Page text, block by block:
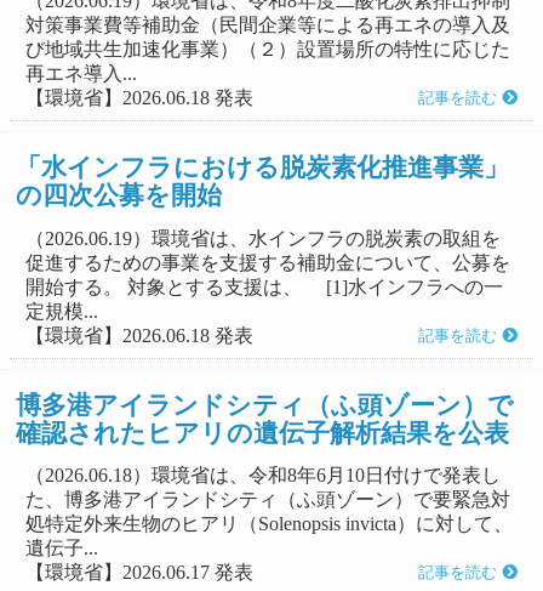
対策事業費等補助金（民間企業等による再エネの導入及
び地域共生加速化事業）（２）設置場所の特性に応じた
再エネ導入...
【環境省】2026.06.18 発表
記事を読む
「水インフラにおける脱炭素化推進事業」
の四次公募を開始
（2026.06.19）環境省は、水インフラの脱炭素の取組を
促進するための事業を支援する補助金について、公募を
開始する。 対象とする支援は、 [1]水インフラへの一
定規模...
【環境省】2026.06.18 発表
記事を読む
博多港アイランドシティ（ふ頭ゾーン）で
確認されたヒアリの遺伝子解析結果を公表
（2026.06.18）環境省は、令和8年6月10日付けで発表し
た、博多港アイランドシティ（ふ頭ゾーン）で要緊急対
処特定外来生物のヒアリ（Solenopsis invicta）に対して、
遺伝子...
【環境省】2026.06.17 発表
記事を読む